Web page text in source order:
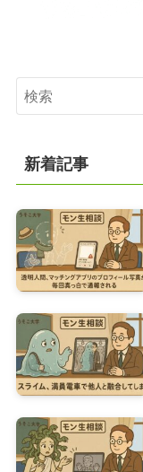
新着記事